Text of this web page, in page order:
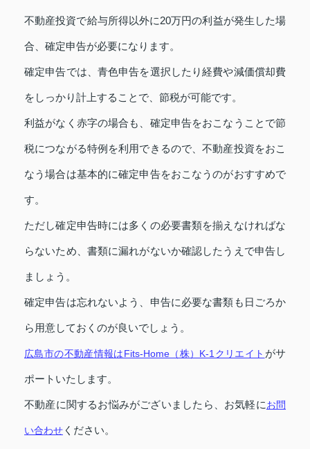
不動産投資で給与所得以外に20万円の利益が発生した場
合、確定申告が必要になります。
確定申告では、青色申告を選択したり経費や減価償却費
をしっかり計上することで、節税が可能です。
利益がなく赤字の場合も、確定申告をおこなうことで節
税につながる特例を利用できるので、不動産投資をおこ
なう場合は基本的に確定申告をおこなうのがおすすめで
す。
ただし確定申告時には多くの必要書類を揃えなければな
らないため、書類に漏れがないか確認したうえで申告し
ましょう。
確定申告は忘れないよう、申告に必要な書類も日ごろか
ら用意しておくのが良いでしょう。
広島市の不動産情報はFits-Home（株）K-1クリエイト がサ
ポートいたします。
不動産に関するお悩みがございましたら、お気軽にお問
い合わせ ください。